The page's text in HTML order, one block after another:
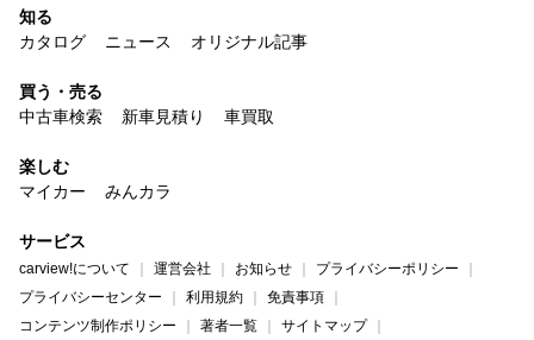
知る
カタログ
ニュース オリジナル記事
買う・売る
中古車検索
新車見積り 車買取
楽しむ
マイカー
みんカラ
サービス
carview!について 運営会社 お知らせ
プライバシーポリシー
プライバシーセンター
利用規約
免責事項
コンテンツ制作ポリシー
著者一覧
サイトマップ